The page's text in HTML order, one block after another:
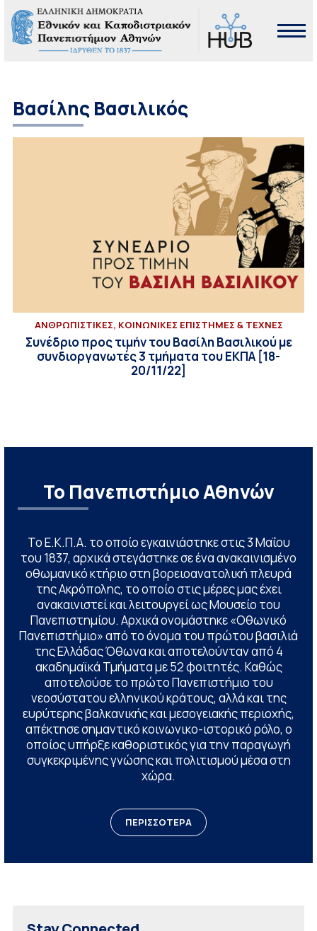
Βασίλης Βασιλικός
ΑΝΘΡΩΠΙΣΤΙΚΕΣ, ΚΟΙΝΩΝΙΚΕΣ ΕΠΙΣΤΗΜΕΣ & ΤΕΧΝΕΣ
Συνέδριο προς τιμήν του Βασίλη Βασιλικού με
συνδιοργανωτές 3 τμήματα του ΕΚΠΑ [18-
20/11/22]
Το Πανεπιστήμιο Αθηνών
Το Ε.Κ.Π.Α. το οποίο εγκαινιάστηκε στις 3 Μαΐου
του 1837, αρχικά στεγάστηκε σε ένα ανακαινισμένο
οθωμανικό κτήριο στη βορειοανατολική πλευρά
της Ακρόπολης, το οποίο στις μέρες μας έχει
ανακαινιστεί και λειτουργεί ως Μουσείο του
Πανεπιστημίου. Αρχικά ονομάστηκε «Οθωνικό
Πανεπιστήμιο» από το όνομα του πρώτου βασιλιά
της Ελλάδας Όθωνα και αποτελούνταν από 4
ακαδημαϊκά Τμήματα με 52 φοιτητές. Καθώς
αποτελούσε το πρώτο Πανεπιστήμιο του
νεοσύστατου ελληνικού κράτους, αλλά και της
ευρύτερης βαλκανικής και μεσογειακής περιοχής,
απέκτησε σημαντικό κοινωνικο-ιστορικό ρόλο, ο
οποίος υπήρξε καθοριστικός για την παραγωγή
συγκεκριμένης γνώσης και πολιτισμού μέσα στη
χώρα.
ΠΕΡΙΣΣΟΤΕΡΑ